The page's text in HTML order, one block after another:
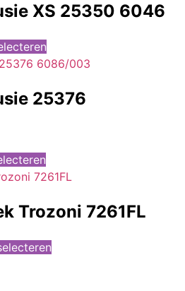
XS 25350 6046
25376
Trozoni 7261FL